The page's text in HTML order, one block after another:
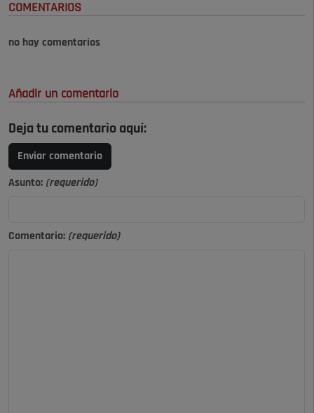
COMENTARIOS
no hay comentarios
Añadir un comentario
Deja tu comentario aquí:
Enviar comentario
Asunto: (requerido)
Comentario: (requerido)